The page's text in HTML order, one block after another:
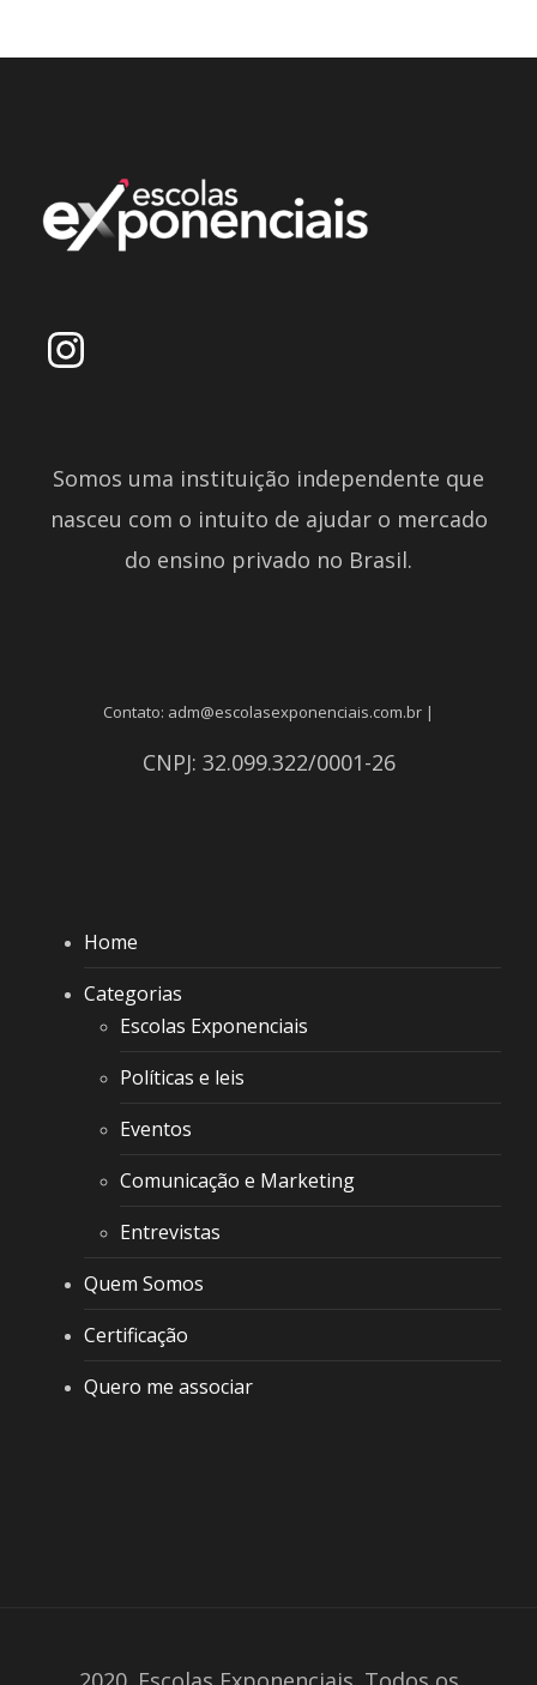
Somos uma instituição independente que
nasceu com o intuito de ajudar o mercado
do ensino privado no Brasil.
Contato: adm@escolasexponenciais.com.br |
CNPJ: 32.099.322/0001-26
Home
Categorias
Escolas Exponenciais
Políticas e leis
Eventos
Comunicação e Marketing
Entrevistas
Quem Somos
Certificação
Quero me associar